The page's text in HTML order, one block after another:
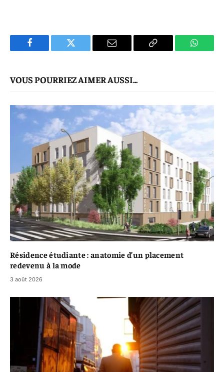
Facebook Twitter
E-
Copier
VOUS POURRIEZ AIMER AUSSI...
Résidence étudiante : anatomie d’un placement
redevenu à la mode
3 août 2026